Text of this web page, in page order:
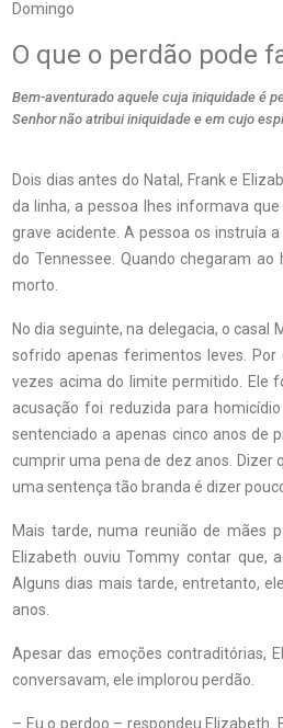
Domingo
O que o perdão pode
Bem-aventurado aquele cuja iniquidade é
Senhor não atribui iniquidade e em cujo
Dois dias antes do Natal, Frank e
da linha, a pessoa lhes informava
grave acidente. A pessoa os instruía
do Tennessee. Quando chegaram
morto.
No dia seguinte, na delegacia, o
sofrido apenas ferimentos leves.
vezes acima do limite permitido. Ele
acusação foi reduzida para
sentenciado a apenas cinco anos de
cumprir uma pena de dez anos. Dizer
uma sentença tão branda é dizer
Mais tarde, numa reunião de mães
Elizabeth ouviu Tommy contar que,
Alguns dias mais tarde, entretanto,
anos.
Apesar das emoções contraditórias,
conversavam, ele implorou perdão.
– Eu o perdoo – respondeu Elizabeth.